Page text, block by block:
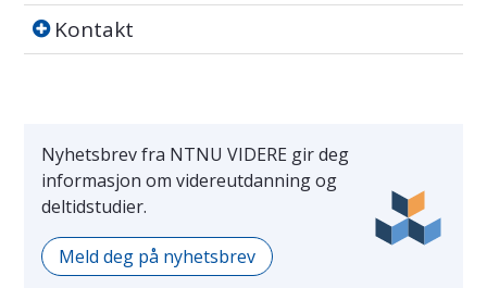
Kontakt
Kontakt
Nyhetsbrev fra NTNU VIDERE gir deg
informasjon om videreutdanning og
deltidstudier.
Meld deg på nyhetsbrev